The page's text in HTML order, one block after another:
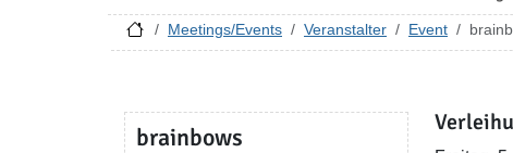
Meetings/Events Veranstalter Event
brainbows